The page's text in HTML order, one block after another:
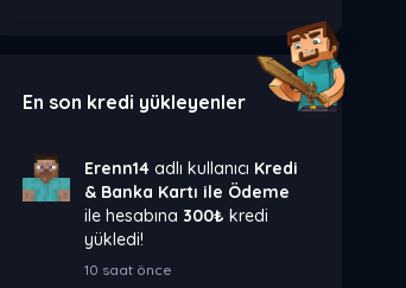
En son kredi yükleyenler
Erenn14 adlı kullanıcı Kredi
& Banka Kartı ile Ödeme
ile hesabına 300₺ kredi
yükledi!
10 saat önce